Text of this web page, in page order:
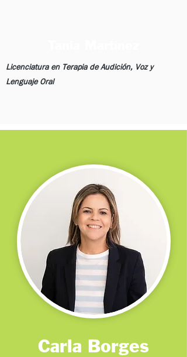
Licenciatura en Terapia de Audición, Voz y
Lenguaje Oral
Carla Borges